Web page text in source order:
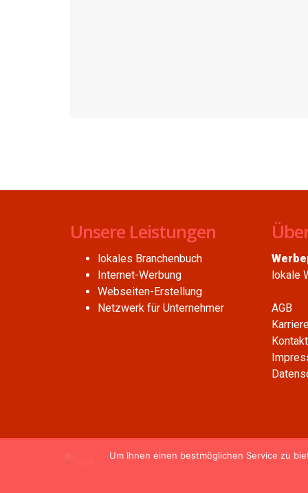
Unsere Leistungen
lokales Branchenbuch
Internet-Werbung
Webseiten-Erstellung
Netzwerk für Unternehmer
lokale
AGB
Kontakt
Um Ihnen einen bestmöglichen Service zu